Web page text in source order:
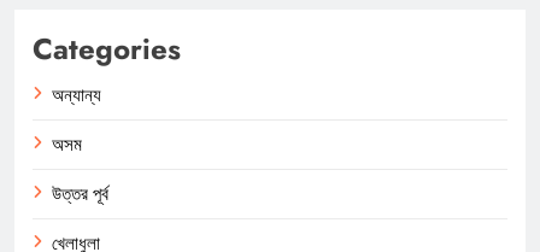
Categories
অন্যান্য
অসম
উত্তর পূর্ব
খেলাধুলা